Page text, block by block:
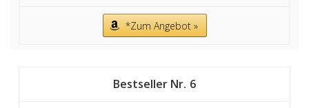
*Zum Angebot »
6